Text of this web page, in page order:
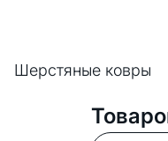
Шерстяные ковры